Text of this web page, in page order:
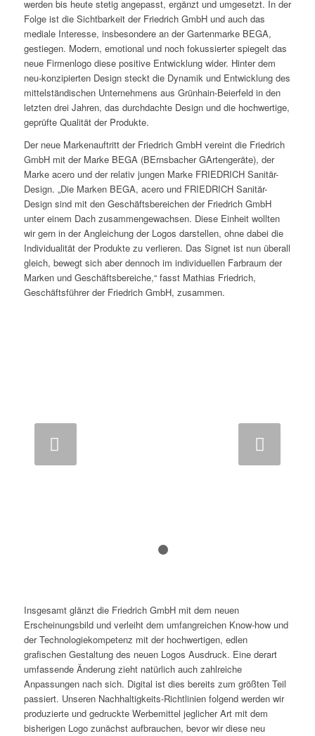
werden bis heute stetig angepasst, ergänzt und umgesetzt. In der
Folge ist die Sichtbarkeit der Friedrich GmbH und auch das
mediale Interesse, insbesondere an der Gartenmarke BEGA,
gestiegen. Modern, emotional und noch fokussierter spiegelt das
neue Firmenlogo diese positive Entwicklung wider. Hinter dem
neu-konzipierten Design steckt die Dynamik und Entwicklung des
mittelständischen Unternehmens aus Grünhain-Beierfeld in den
letzten drei Jahren, das durchdachte Design und die hochwertige,
geprüfte Qualität der Produkte.
Der neue Markenauftritt der Friedrich GmbH vereint die Friedrich
GmbH mit der Marke BEGA (BErnsbacher GArtengeräte), der
Marke acero und der relativ jungen Marke FRIEDRICH Sanitär-
Design. „Die Marken BEGA, acero und FRIEDRICH Sanitär-
Design sind mit den Geschäftsbereichen der Friedrich GmbH
unter einem Dach zusammengewachsen. Diese Einheit wollten
wir gern in der Angleichung der Logos darstellen, ohne dabei die
Individualität der Produkte zu verlieren. Das Signet ist nun überall
gleich, bewegt sich aber dennoch im individuellen Farbraum der
Marken und Geschäftsbereiche,“ fasst Mathias Friedrich,
Geschäftsführer der Friedrich GmbH, zusammen.
Mathias Friedrich, Geschäftsführer der Friedrich
GmbH. Foto: Friedrich GmbH
Insgesamt glänzt die Friedrich GmbH mit dem neuen
Erscheinungsbild und verleiht dem umfangreichen Know-how und
der Technologiekompetenz mit der hochwertigen, edlen
grafischen Gestaltung des neuen Logos Ausdruck. Eine derart
umfassende Änderung zieht natürlich auch zahlreiche
Anpassungen nach sich. Digital ist dies bereits zum größten Teil
passiert. Unseren Nachhaltigkeits-Richtlinien folgend werden wir
produzierte und gedruckte Werbemittel jeglicher Art mit dem
bisherigen Logo zunächst aufbrauchen, bevor wir diese neu